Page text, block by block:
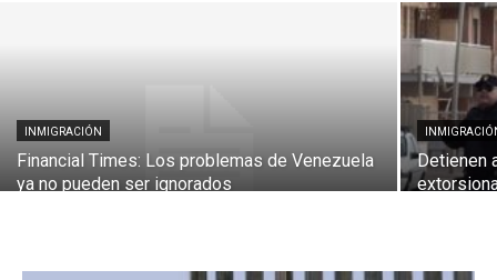
INMIGRACIÓN
Financial Times: Los problemas de Venezuela
ya no pueden ser ignorados
Detienen